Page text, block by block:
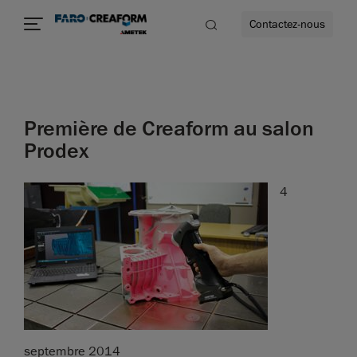
encore
Contactez-nous
Première de Creaform au salon
Prodex
4
septembre 2014